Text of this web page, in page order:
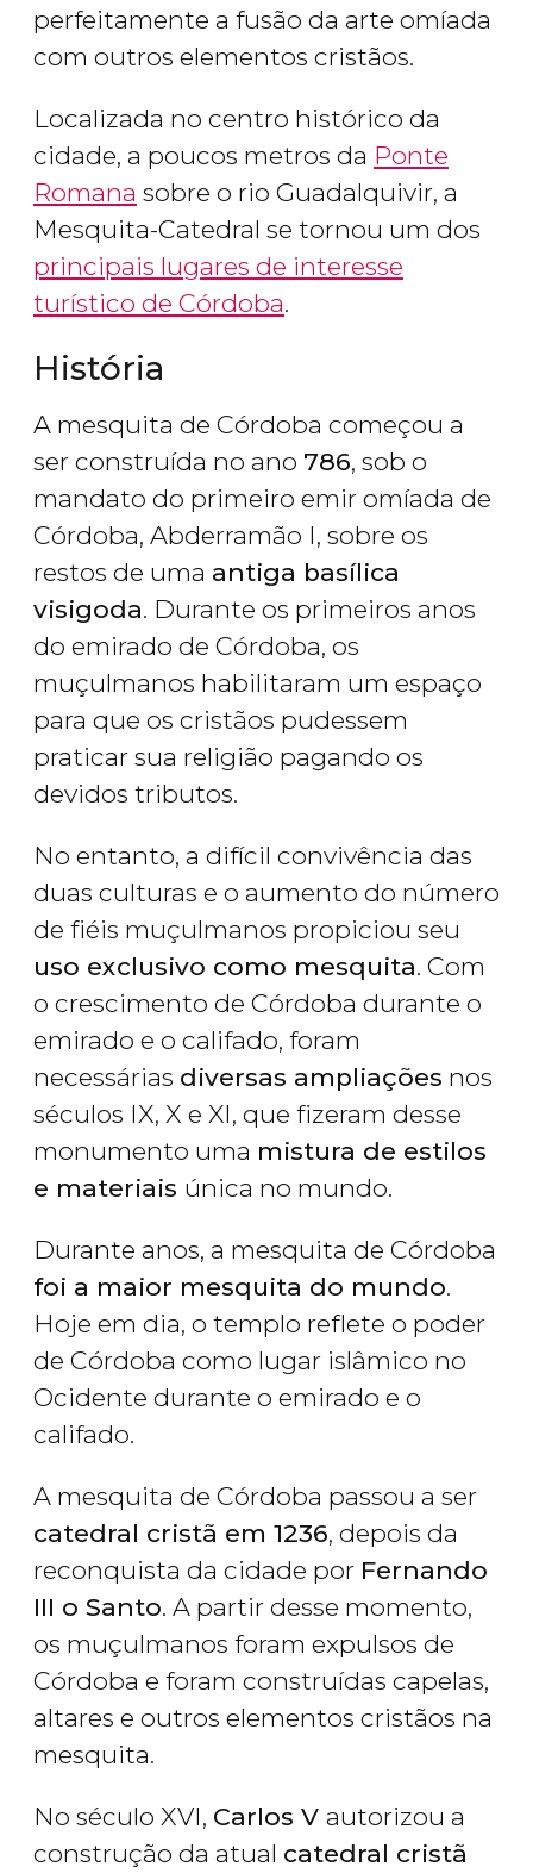
perfeitamente a fusão da arte omíada
com outros elementos cristãos.
Localizada no centro histórico da
cidade, a poucos metros da Ponte
Romana sobre o rio Guadalquivir, a
Mesquita-Catedral se tornou um dos
principais lugares de interesse
turístico de Córdoba.
História
A mesquita de Córdoba começou a
ser construída no ano 786, sob o
mandato do primeiro emir omíada de
Córdoba, Abderramão I, sobre os
restos de uma antiga basílica
visigoda. Durante os primeiros anos
do emirado de Córdoba, os
muçulmanos habilitaram um espaço
para que os cristãos pudessem
praticar sua religião pagando os
devidos tributos.
No entanto, a difícil convivência das
duas culturas e o aumento do número
de fiéis muçulmanos propiciou seu
uso exclusivo como mesquita. Com
o crescimento de Córdoba durante o
emirado e o califado, foram
necessárias diversas ampliações nos
séculos IX, X e XI, que fizeram desse
monumento uma mistura de estilos
e materiais única no mundo.
Durante anos, a mesquita de Córdoba
foi a maior mesquita do mundo.
Hoje em dia, o templo reflete o poder
de Córdoba como lugar islâmico no
Ocidente durante o emirado e o
califado.
A mesquita de Córdoba passou a ser
catedral cristã em 1236, depois da
reconquista da cidade por Fernando
III o Santo. A partir desse momento,
os muçulmanos foram expulsos de
Córdoba e foram construídas capelas,
altares e outros elementos cristãos na
mesquita.
No século XVI, Carlos V autorizou a
construção da atual catedral cristã